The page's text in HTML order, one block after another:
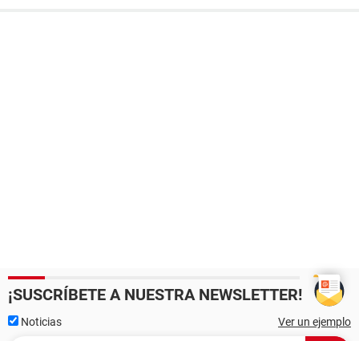
¡SUSCRÍBETE A NUESTRA NEWSLETTER!
Noticias Ver un ejemplo